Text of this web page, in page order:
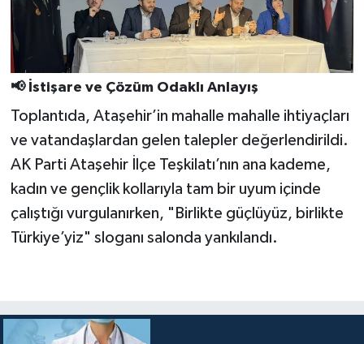
📢 İstişare ve Çözüm Odaklı Anlayış
Toplantıda, Ataşehir’in mahalle mahalle ihtiyaçları
ve vatandaşlardan gelen talepler değerlendirildi.
AK Parti Ataşehir İlçe Teşkilatı’nın ana kademe,
kadın ve gençlik kollarıyla tam bir uyum içinde
çalıştığı vurgulanırken, "Birlikte güçlüyüz, birlikte
Türkiye’yiz" sloganı salonda yankılandı.